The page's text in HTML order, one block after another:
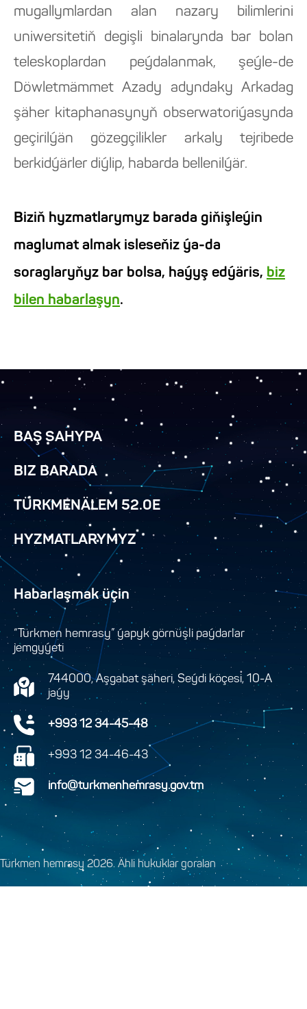
mugallymlardan alan nazary bilimlerini
uniwersitetiň degişli binalarynda bar bolan
teleskoplardan peýdalanmak, şeýle-de
Döwletmämmet Azady adyndaky Arkadag
şäher kitaphanasynyň obserwatoriýasynda
geçirilýän gözegçilikler arkaly tejribede
berkidýärler diýlip, habarda bellenilýär.
Biziň hyzmatlarymyz barada giňişleýin
maglumat almak isleseňiz ýa-da
soraglaryňyz bar bolsa, haýyş edýäris, biz
bilen habarlaşyn.
BAŞ SAHYPA
BIZ BARADA
TÜRKMENÄLEM 52.0E
HYZMATLARYMYZ
Habarlaşmak üçin
“Türkmen hemrasy” ýapyk görnüşli paýdarlar
jemgyýeti
744000, Aşgabat şäheri, Seýdi köçesi, 10-A
jaýy
+993 12 34-45-48
+993 12 34-46-43
info@turkmenhemrasy.gov.tm
Türkmen hemrasy 2026. Ähli hukuklar goralan